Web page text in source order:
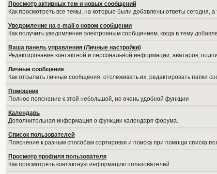
Просмотр активных тем и новых сообщений
Как просмотреть все темы, на которые были добавлены ответы сегодня,
Уведомление на е-mail о новом сообщении
Как получить уведомление электронным сообщением, когда в тему
Ваша панель управления (Личные настройки)
Редактирование контактной и персональной информации, аватаров,
Личные сообщения
Как отсылать личные сообщения, отслеживать их, редактировать папки
Помошник
Полное пояснение к этой небольшой, но очень удобной функции
Календарь
Дополнительная информация о функции календаря форума.
Список пользователей
Пояснение к разным способам сортировки и поиска при помощи списка
Просмотр профиля пользователя
Как просмотреть контактную информацию пользователей.